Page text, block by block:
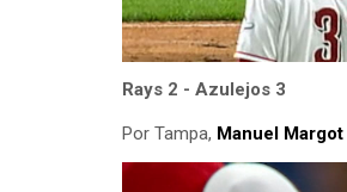
Rays 2 - Azulejos 3
Por Tampa, Manuel Margot